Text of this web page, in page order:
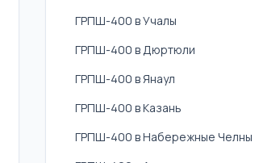
ГРПШ-400 в Учалы
ГРПШ-400 в Дюртюли
ГРПШ-400 в Янаул
ГРПШ-400 в Казань
ГРПШ-400 в Набережные Челны